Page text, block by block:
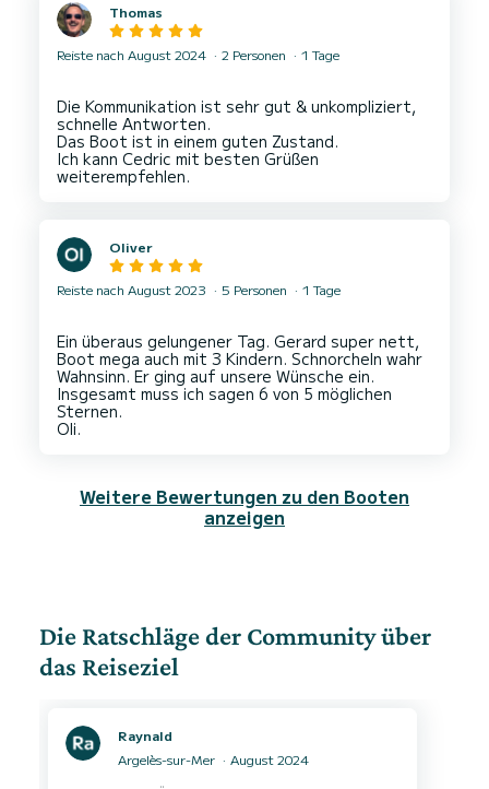
Thomas
Reiste nach August 2024 2 Personen 1 Tage
Die Kommunikation ist sehr gut & unkompliziert,
schnelle Antworten.
Das Boot ist in einem guten Zustand.
Ich kann Cedric mit besten Grüßen
Oliver
Reiste nach August 2023 5 Personen 1 Tage
Ein überaus gelungener Tag. Gerard super nett,
Boot mega auch mit 3 Kindern. Schnorcheln wahr
Wahnsinn. Er ging auf unsere Wünsche ein.
Insgesamt muss ich sagen 6 von 5 möglichen
Sternen.
Weitere Bewertungen zu den Booten
anzeigen
Die Ratschläge der Community über
das Reiseziel
Raynald
Argelès-sur-Mer
August 2024